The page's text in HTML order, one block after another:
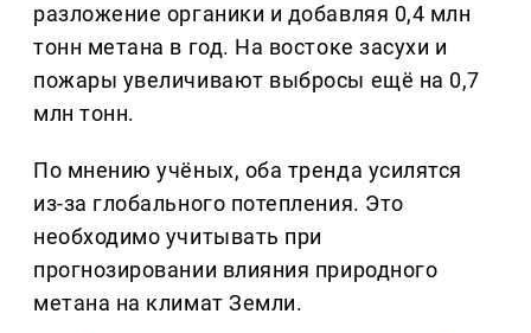
разложение органики и добавляя 0,4 млн
тонн метана в год. На востоке засухи и
пожары увеличивают выбросы ещё на 0,7
млн тонн.
По мнению учёных, оба тренда усилятся
из-за глобального потепления. Это
необходимо учитывать при
прогнозировании влияния природного
метана на климат Земли.